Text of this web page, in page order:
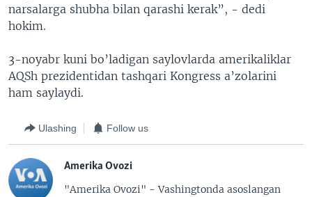
narsalarga shubha bilan qarashi kerak”, - dedi
hokim.
3-noyabr kuni bo’ladigan saylovlarda amerikaliklar
AQSh prezidentidan tashqari Kongress a’zolarini
ham saylaydi.
Ulashing Follow us
Amerika Ovozi
"Amerika Ovozi" - Vashingtonda asoslangan